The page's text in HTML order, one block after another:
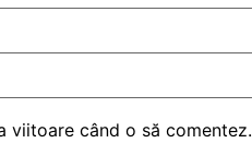
viitoare când o să comentez.